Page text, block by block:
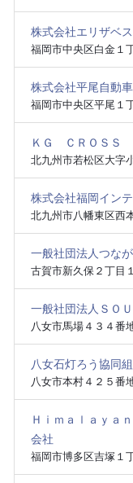
株式会社エリザベス
福岡市中央区白金１
株式会社平尾自動
福岡市中央区平尾１
ＫＧ ＣＲＯＳＳ
北九州市若松区大字
株式会社福岡イン
北九州市八幡東区西
一般社団法人つな
古賀市新久保２丁目
一般社団法人ＳＯ
八女市馬場４３４番
八女石灯ろう協同
八女市本村４２５番
Ｈｉｍａｌａｙａ
会社
福岡市博多区吉塚１